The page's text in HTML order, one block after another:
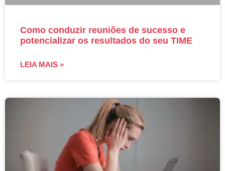
Como conduzir reuniões de sucesso e
potencializar os resultados do seu TIME
LEIA MAIS »